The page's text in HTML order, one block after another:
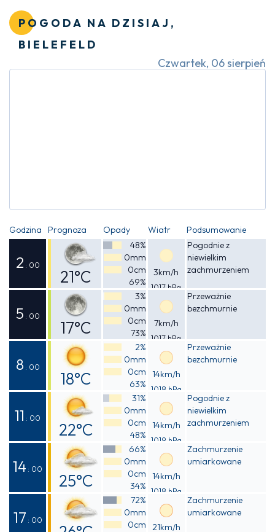
POGODA NA DZISIAJ,
BIELEFELD
Czwartek, 06 sierpień
Godzina Prognoza Opady Wiatr Podsumowanie
2 : 00
21°C
Odczuwalna
21°C
48%
0mm
0cm
69%
3km/h
1017 hPa
Pogodnie z
niewielkim
zachmurzeniem
5 : 00
17°C
Odczuwalna
17°C
3%
0mm
0cm
73%
7km/h
1017 hPa
Przeważnie
bezchmurnie
8 : 00
18°C
Odczuwalna
18°C
2%
0mm
0cm
63%
14km/h
1018 hPa
Przeważnie
bezchmurnie
11 : 00
22°C
Odczuwalna
21°C
31%
0mm
0cm
48%
14km/h
1019 hPa
Pogodnie z
niewielkim
zachmurzeniem
14 : 00
25°C
Odczuwalna
24°C
66%
0mm
0cm
34%
14km/h
1018 hPa
Zachmurzenie
umiarkowane
17 : 00
72%
0mm
0cm
21km/h
Zachmurzenie
umiarkowane